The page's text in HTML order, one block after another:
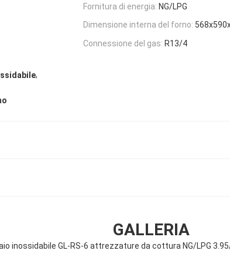
Fornitura di energia: NG/LPG
Dimensione interna del forno:
Connessione del gas: R13/4
,
GALLERIA
inossidabile GL-RS-6 attrezzature da cottura NG/LPG